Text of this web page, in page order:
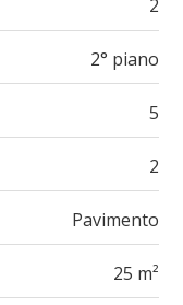
2
2° piano
5
2
Pavimento
25 m²